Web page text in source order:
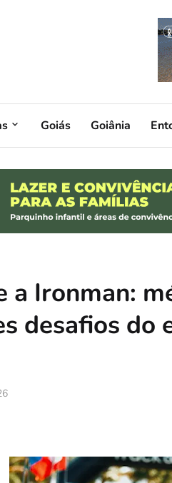
Goiás Goiânia
a Ironman:
desafios do